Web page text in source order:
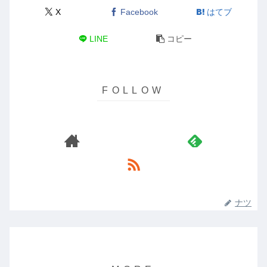
X Facebook はてブ
LINE コピー
ナツ